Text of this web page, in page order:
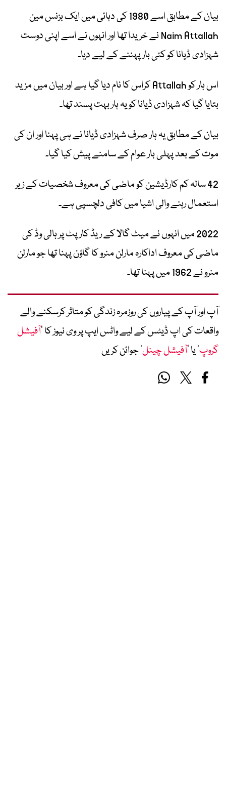
بیان کے مطابق اسے 1980 کی دہائی میں ایک بزنس مین
Naim Attallah نے خریدا تھا اور انہوں نے اسے اپنی دوست
شہزادی ڈیانا کو کئی بار پہننے کے لیے دیا۔
اس ہار کو Attallah کراس کا نام دیا گیا ہے اور بیان میں مزید
بتایا گیا کہ شہزادی ڈیانا کو یہ ہار بہت پسند تھا۔
بیان کے مطابق یہ ہار صرف شہزادی ڈیانا نے ہی پہنا اور ان کی
موت کے بعد پہلی بار عوام کے سامنے پیش کیا گیا۔
42 سالہ کم کارڈیشین کو ماضی کی معروف شخصیات کے زیر
استعمال رہنے والی اشیا میں کافی دلچسپی ہے۔
2022 میں انہوں نے میٹ گالا کے ریڈ کارپٹ پر ہالی وڈ کی
ماضی کی معروف اداکارہ مارلن منرو کا گاؤن پہنا تھا جو مارلن
منرو نے 1962 میں پہنا تھا۔
آپ اور آپ کے پیاروں کی روزمرہ زندگی کو متاثر کرسکنے والے
واقعات کی اپ ڈیٹس کے لیے واٹس ایپ پر وی نیوز کا ’آفیشل
گروپ‘ یا ’آفیشل چینل‘ جوائن کریں